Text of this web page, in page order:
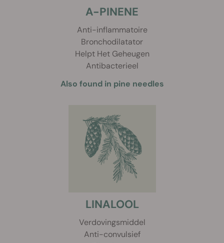
A-PINENE
Anti-inflammatoire
Bronchodilatator
Helpt Het Geheugen
Antibacterieel
Also found in pine needles
LINALOOL
Verdovingsmiddel
Anti-convulsief